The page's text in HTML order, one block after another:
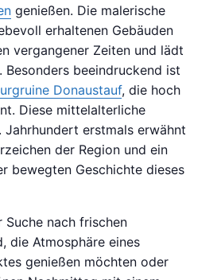
genießen. Die malerische
erhaltenen Gebäuden
vergangener Zeiten und lädt
Besonders beeindruckend ist
Donaustauf, die hoch
Diese mittelalterliche
Jahrhundert erstmals erwähnt
der Region und ein
bewegten Geschichte dieses
Suche nach frischen
die Atmosphäre eines
genießen möchten oder